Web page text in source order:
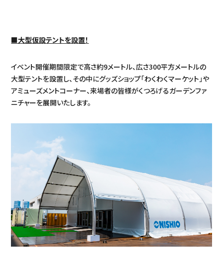
■大型仮設テントを設置！
イベント開催期間限定で高さ約9メートル、広さ300平方メートルの
大型テントを設置し、その中にグッズショップ「わくわくマーケット」や
アミューズメントコーナー、来場者の皆様がくつろげるガーデンファ
ニチャーを展開いたします。